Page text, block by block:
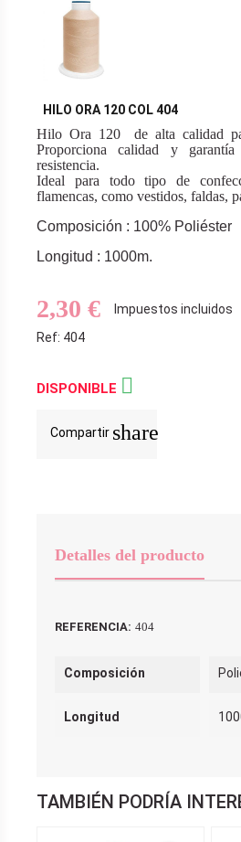
HILO ORA 120 COL 404
Hilo Ora 120 de alta calidad
Proporciona calidad y
resistencia.
Ideal para todo tipo de
flamencas, como vestidos, faldas,
Composición : 100% Poliéster
Longitud : 1000m.
2,30 €
Impuestos incluidos
Ref: 404
DISPONIBLE 
Compartir share
Detalles del producto
REFERENCIA: 404
Composición
Longitud
TAMBIÉN PODRÍA